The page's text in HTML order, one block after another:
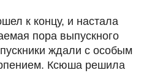
к концу, и настала
пора выпускного
ждали с особым
Ксюша решила